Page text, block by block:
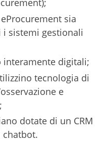
sia
sistemi gestionali
interamente digitali;
tecnologia di
e
dotate di un CRM